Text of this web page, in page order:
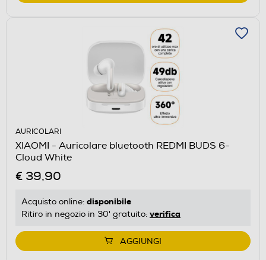
AURICOLARI
XIAOMI - Auricolare bluetooth REDMI BUDS 6-
Cloud White
€ 39,90
Acquisto online: disponibile
Ritiro in negozio in 30' gratuito: verifica
AGGIUNGI